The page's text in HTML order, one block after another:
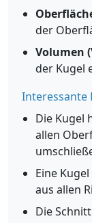
der
Volumen
der Kugel
Interessante
Die Kugel
allen
Eine
aus allen
Die